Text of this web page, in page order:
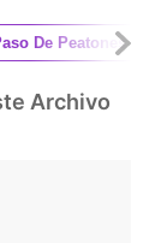
De Peatones
Archivo